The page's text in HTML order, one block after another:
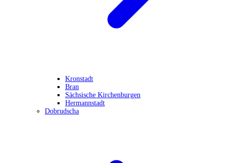
Kronstadt
Bran
Sächsische Kirchenburgen
Hermannstadt
Dobrudscha